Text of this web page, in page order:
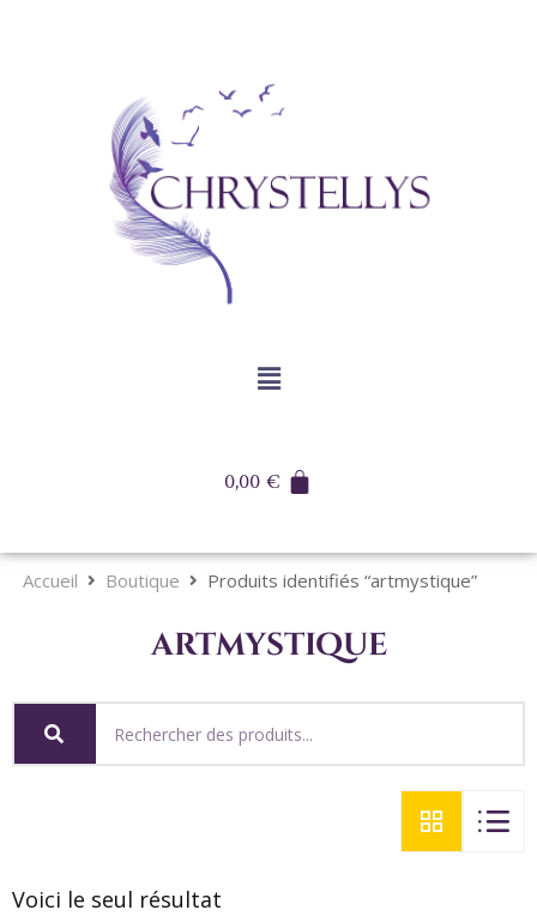
0,00€
Accueil Boutique Produits identifiés “artmystique”
artmystique
Voici le seul résultat